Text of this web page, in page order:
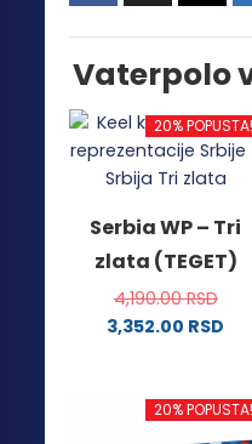
Vaterpolo
20% POPUSTA!
Serbia WP – Tri
zlata (TEGET)
4,190.00RSD
3,352.00 RSD
ima
20% POPUSTA!